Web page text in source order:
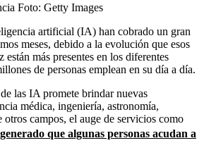
Foto: Getty Images
artificial (IA) han cobrado un gran
meses, debido a la evolución que esos
están más presentes en los diferentes
de personas emplean en su día a día.
las IA promete brindar nuevas
médica, ingeniería, astronomía,
campos, el auge de servicios como
que algunas personas acudan a